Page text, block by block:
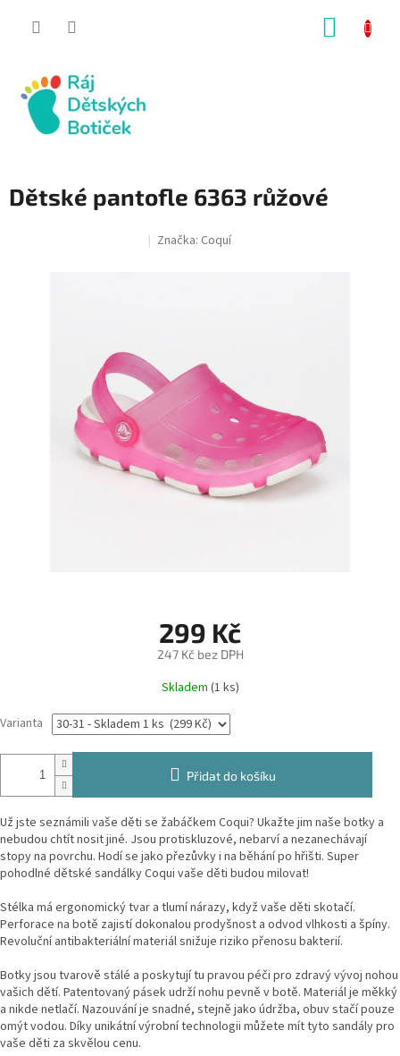
Dětské pantofle 6363 růžové
Značka: Coquí
299 Kč
247 Kč bez DPH
Měrná
cena:
Skladem (1 ks)
Varianta
Přidat do košíku
Už jste seznámili vaše děti se žabáčkem Coqui? Ukažte jim naše botky a
nebudou chtít nosit jiné. Jsou protiskluzové, nebarví a nezanechávají
stopy na povrchu. Hodí se jako přezůvky i na běhání po hřišti. Super
pohodlné dětské sandálky Coqui vaše děti budou milovat!
Stélka má ergonomický tvar a tlumí nárazy, když vaše děti skotačí.
Perforace na botě zajistí dokonalou prodyšnost a odvod vlhkosti a špíny.
Revoluční antibakteriální materiál snižuje riziko přenosu bakterií.
Botky jsou tvarově stálé a poskytují tu pravou péči pro zdravý vývoj nohou
vašich dětí. Patentovaný pásek udrží nohu pevně v botě. Materiál je měkký
a nikde netlačí. Nazouvání je snadné, stejně jako údržba, obuv stačí pouze
omýt vodou. Díky unikátní výrobní technologii můžete mít tyto sandály pro
vaše děti za skvělou cenu.